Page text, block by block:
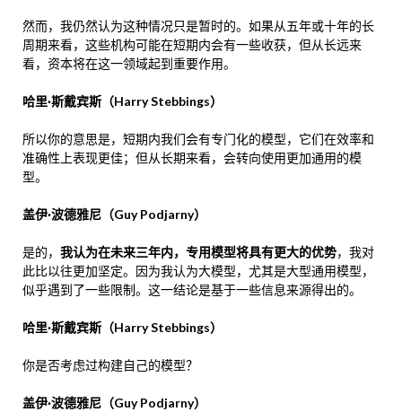
然而，我仍然认为这种情况只是暂时的。如果从五年或十年的长
周期来看，这些机构可能在短期内会有一些收获，但从长远来
看，资本将在这一领域起到重要作用。
哈里·斯戴宾斯（Harry Stebbings）
所以你的意思是，短期内我们会有专门化的模型，它们在效率和
准确性上表现更佳；但从长期来看，会转向使用更加通用的模
型。
盖伊·波德雅尼（Guy Podjarny）
是的， 我认为在未来三年内，专用模型将具有更大的优势，我对
此比以往更加坚定。因为我认为大模型，尤其是大型通用模型，
似乎遇到了一些限制。这一结论是基于一些信息来源得出的。
哈里·斯戴宾斯（Harry Stebbings）
你是否考虑过构建自己的模型？
盖伊·波德雅尼（Guy Podjarny）